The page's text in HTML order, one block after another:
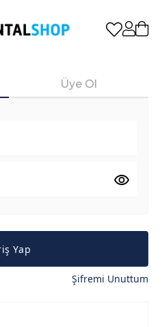
Üye Ol
Yap
Şifremi Unuttum